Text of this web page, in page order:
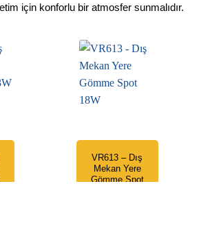
için konforlu bir atmosfer sunmalıdır.
VR613 – Dış
Mekan Yere
Gömme Spot